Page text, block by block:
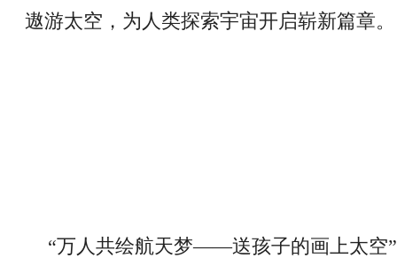
遨游太空，为人类探索宇宙开启崭新篇章。
“万人共绘航天梦——送孩子的画上太空